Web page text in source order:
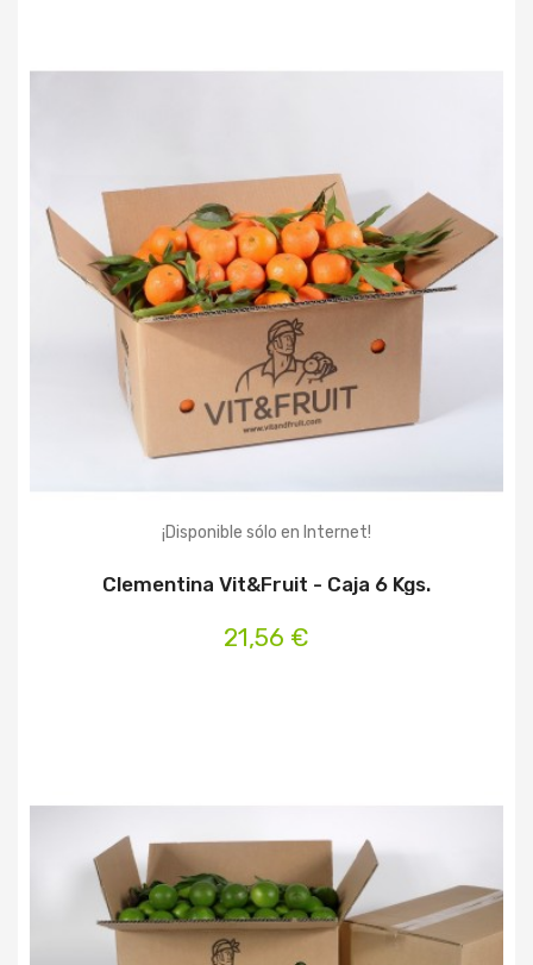
¡Disponible sólo en Internet!
Clementina Vit&Fruit - Caja 6 Kgs.
21,56 €